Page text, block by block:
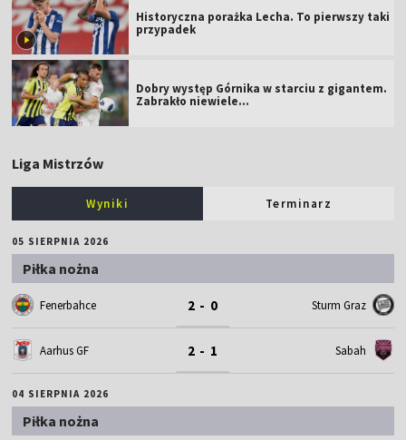
Historyczna porażka Lecha. To pierwszy taki
przypadek
Dobry występ Górnika w starciu z gigantem.
Zabrakło niewiele...
Liga Mistrzów
Wyniki Terminarz
05 SIERPNIA 2026
Piłka nożna
Fenerbahce 2 - 0 Sturm Graz
Aarhus GF 2 - 1 Sabah
04 SIERPNIA 2026
Piłka nożna